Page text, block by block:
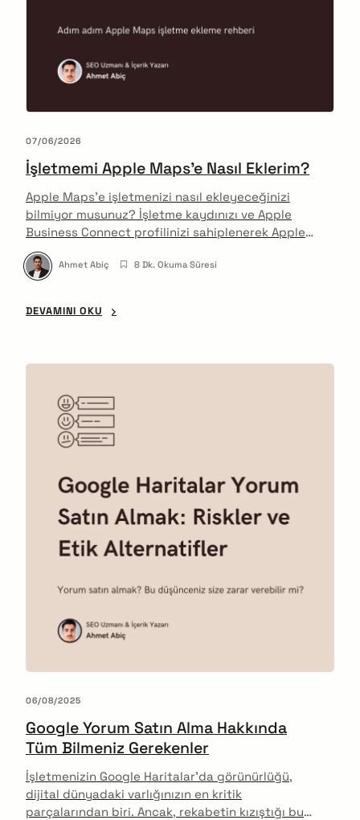
07/06/2026
İşletmemi Apple Maps’e Nasıl Eklerim?
Apple Maps’e işletmenizi nasıl ekleyeceğinizi
bilmiyor musunuz? İşletme kaydınızı ve Apple
Business Connect profilinizi sahiplenerek Apple
cihazlarda yerel görünürlüğünüzü artırın. Hemen
Apple Maps’te yerinizi alın!
Ahmet Abiç 8 Dk. Okuma Süresi
DEVAMINI OKU
06/08/2025
Google Yorum Satın Alma Hakkında
Tüm Bilmeniz Gerekenler
İşletmenizin Google Haritalar'da görünürlüğü,
dijital dünyadaki varlığınızın en kritik
parçalarından biri. Ancak, rekabetin kızıştığı bu